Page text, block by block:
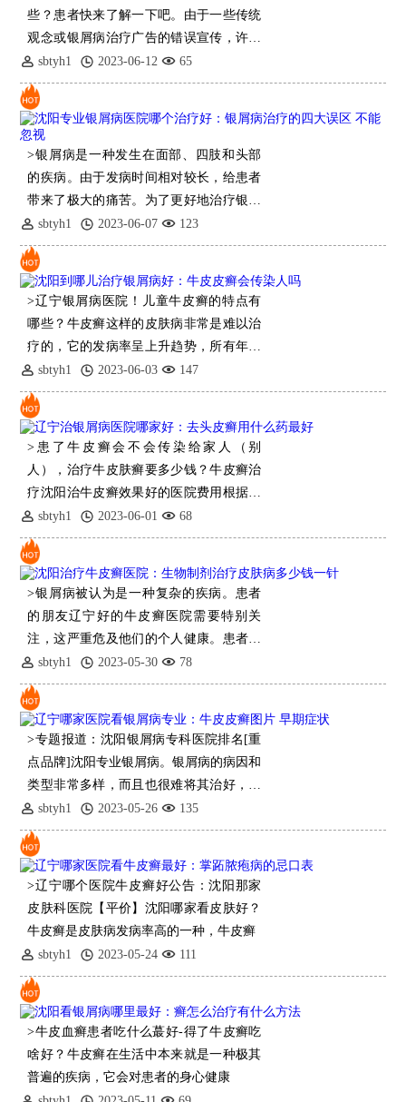
些？患者快来了解一下吧。由于一些传统
观念或银屑病治疗广告的错误宣传，许多
银屑病患者在治疗中误入歧途，延误疾
病，错过很好的治疗时间，病情加重。增
加了治疗
sbtyh1 2023-06-12 65
>银屑病是一种发生在面部、四肢和头部
的疾病。由于发病时间相对较长，给患者
带来了极大的痛苦。为了更好地治疗银屑
病，我们必须
sbtyh1 2023-06-07 123
>辽宁银屑病医院！儿童牛皮癣的特点有
哪些？牛皮癣这样的皮肤病非常是难以治
疗的，它的发病率呈上升趋势，所有年龄
层的人都有患牛皮癣的概率。儿童
sbtyh1 2023-06-03 147
>患了牛皮癣会不会传染给家人（别
人），治疗牛皮肤癣要多少钱？牛皮癣治
疗沈阳治牛皮癣效果好的医院费用根据疾
病情况不一样，因人而异，所采取的治疗
方案不
sbtyh1 2023-06-01 68
>银屑病被认为是一种复杂的疾病。患者
的朋友辽宁好的牛皮癣医院需要特别关
注，这严重危及他们的个人健康。患者的
朋友需要及时使用药物控
sbtyh1 2023-05-30 78
>专题报道：沈阳银屑病专科医院排名[重
点品牌]沈阳专业银屑病。银屑病的病因和
类型非常多样，而且也很难将其治好，许
多患者不能及时分辨清楚，导致病情加重
或治疗不当。脓疱性银屑病是一种较为严
重
sbtyh1 2023-05-26 135
>辽宁哪个医院牛皮癣好公告：沈阳那家
皮肤科医院【平价】沈阳哪家看皮肤好？
牛皮癣是皮肤病发病率高的一种，牛皮癣
sbtyh1
2023-05-24 111
>牛皮血癣患者吃什么蕞好-得了牛皮癣吃
啥好？牛皮癣在生活中本来就是一种极其
普遍的疾病，它会对患者的身心健康